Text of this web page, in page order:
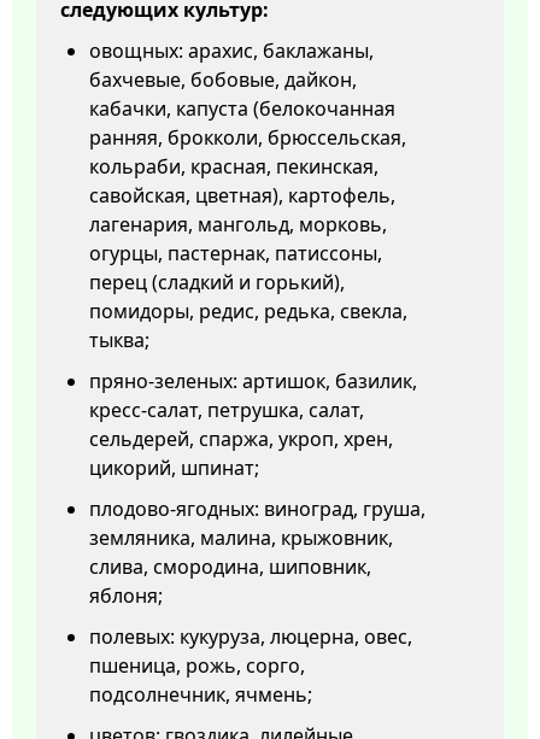
следующих культур:
овощных: арахис, баклажаны,
бахчевые, бобовые, дайкон,
кабачки, капуста (белокочанная
ранняя, брокколи, брюссельская,
кольраби, красная, пекинская,
савойская, цветная), картофель,
лагенария, мангольд, морковь,
огурцы, пастернак, патиссоны,
перец (сладкий и горький),
помидоры, редис, редька, свекла,
тыква;
пряно-зеленых: артишок, базилик,
кресс-салат, петрушка, салат,
сельдерей, спаржа, укроп, хрен,
цикорий, шпинат;
плодово-ягодных: виноград, груша,
земляника, малина, крыжовник,
слива, смородина, шиповник,
яблоня;
полевых: кукуруза, люцерна, овес,
пшеница, рожь, сорго,
подсолнечник, ячмень;